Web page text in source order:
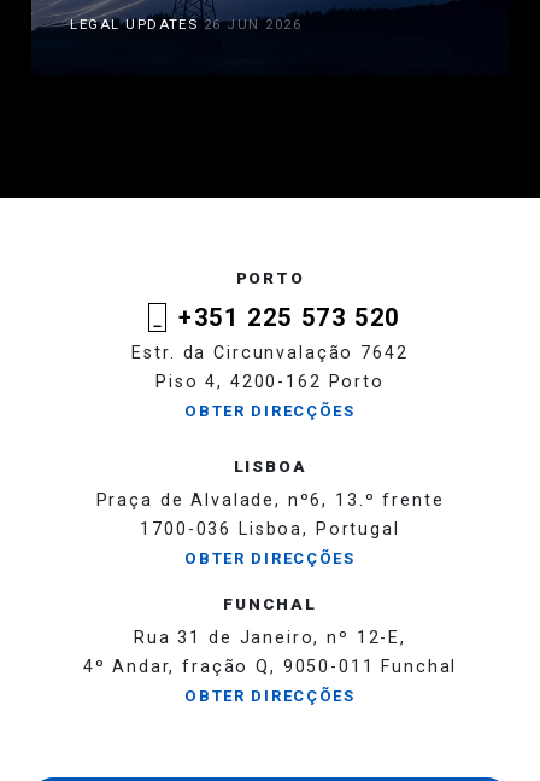
LEGAL UPDATES26 JUN 2026
PORTO
+351 225 573 520
Estr. da Circunvalação 7642
Piso 4, 4200-162 Porto
OBTER DIRECÇÕES
LISBOA
Praça de Alvalade, nº6, 13.º frente
1700-036 Lisboa, Portugal
OBTER DIRECÇÕES
FUNCHAL
Rua 31 de Janeiro, nº 12-E,
4º Andar, fração Q, 9050-011 Funchal
OBTER DIRECÇÕES